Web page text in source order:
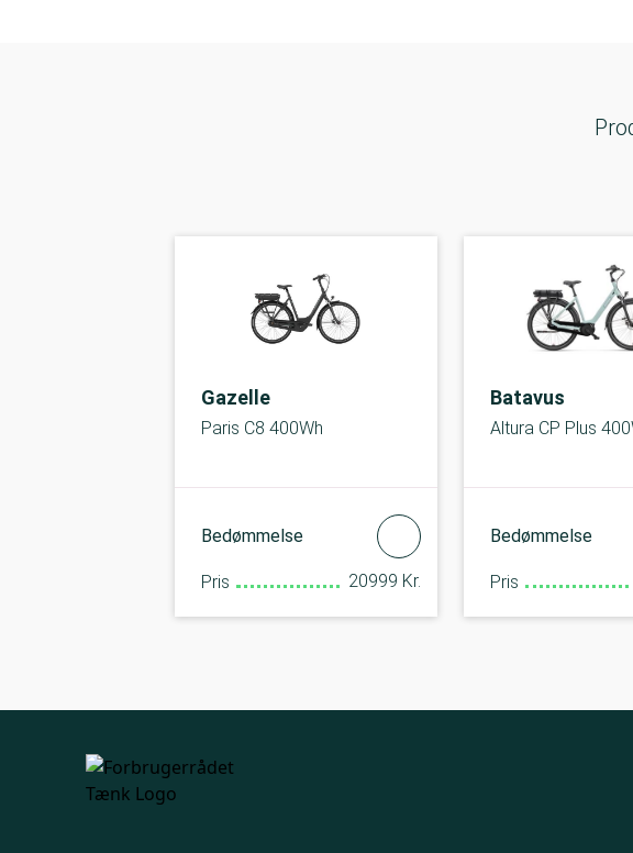
Gazelle
Paris C8 400Wh
Bedømmelse
Pris 20999 Kr.
Batavus
Altura CP Plus
Bedømmelse
Pris